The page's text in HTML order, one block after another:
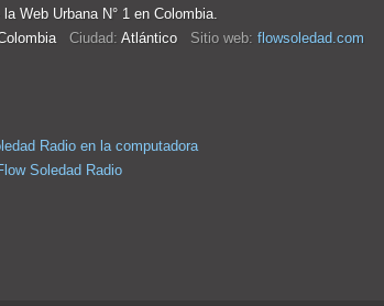
Web Urbana N° 1 en Colombia.
Ciudad: Atlántico Sitio web: flowsoledad.com
Radio en la computadora
Soledad Radio